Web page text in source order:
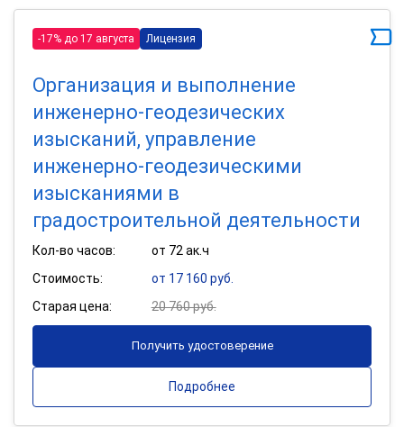
-17% до 17 августа Лицензия
Организация и выполнение
инженерно-геодезических
изысканий, управление
инженерно-геодезическими
изысканиями в
градостроительной деятельности
Кол-во часов:
от 72 ак.ч
Стоимость:
от 17 160 руб.
Старая цена:
20 760 руб.
Получить удостоверение
Подробнее